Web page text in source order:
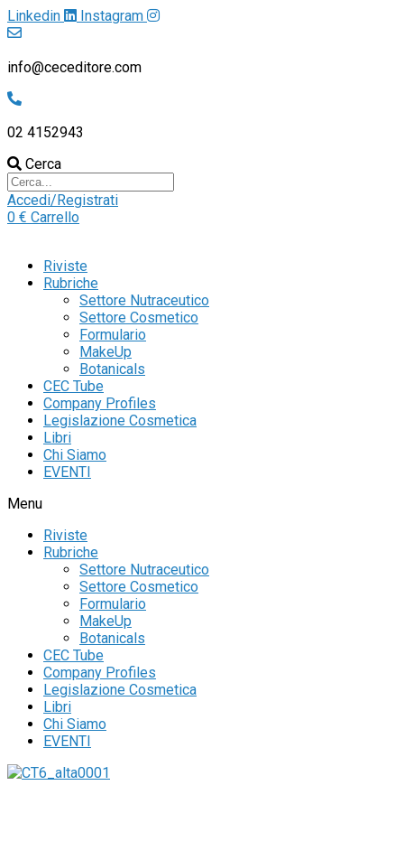
Linkedin Instagram
info@ceceditore.com
02 4152943
Cerca
Accedi/Registrati
0 € Carrello
Riviste
Rubriche
Settore Nutraceutico
Settore Cosmetico
Formulario
MakeUp
Botanicals
CEC Tube
Company Profiles
Legislazione Cosmetica
Libri
Chi Siamo
EVENTI
Menu
Riviste
Rubriche
Settore Nutraceutico
Settore Cosmetico
Formulario
MakeUp
Botanicals
CEC Tube
Company Profiles
Legislazione Cosmetica
Libri
Chi Siamo
EVENTI